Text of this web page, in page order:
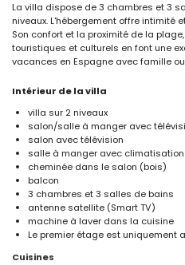
La villa dispose de 3 chambres et 3
niveaux. L'hébergement offre intimité
Son confort et la proximité de la
touristiques et culturels en font une
vacances en Espagne avec famille
Intérieur de la villa
villa sur 2 niveaux
salon/salle à manger avec
salon avec télévision
salle à manger avec climatisation
cheminée dans le salon (bois)
balcon
3 chambres et 3 salles de bains
antenne satellite (Smart TV)
machine à laver dans la cuisine
Le premier étage est uniquement
Cuisines